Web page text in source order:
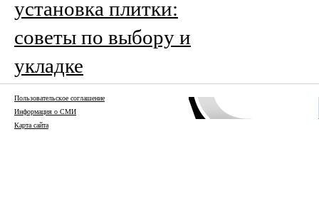
установка плитки:
советы по выбору и
укладке
Пользовательское соглашение
Информация о СМИ
Карта сайта